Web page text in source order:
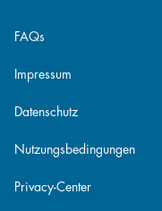
FAQs
Impressum
Datenschutz
Nutzungsbedingungen
Privacy-Center